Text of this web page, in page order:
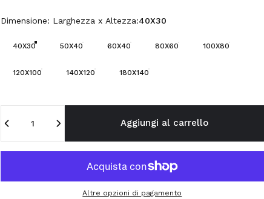
Dimensione: Larghezza x Altezza
Dimensione: Larghezza x Altezza:40X30
40X30 50X40 60X40 80X60 100X80
120X100 140X120 180X140
Aggiungi al carrello
Altre opzioni di pagamento